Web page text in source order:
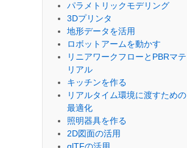
パラメトリックモデリング
3Dプリンタ
地形データを活用
ロボットアームを動かす
リニアワークフローとPBRマテ
リアル
キッチンを作る
リアルタイム環境に渡すための
最適化
照明器具を作る
2D図面の活用